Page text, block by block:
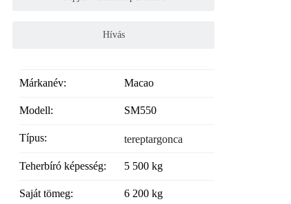
Hívás
Márkanév: Macao
Modell: SM550
Típus: tereptargonca
Teherbíró képesség: 5 500 kg
Saját tömeg: 6 200 kg